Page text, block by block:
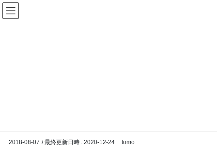
コ
ン
ナ
ビ
2018-08-07 / 最終更新日時 : 2020-12-24 tomo